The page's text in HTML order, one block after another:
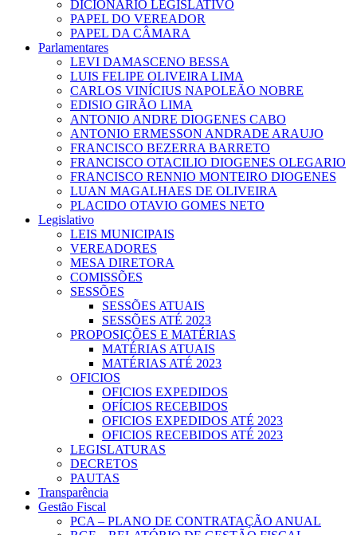
DICIONÁRIO LEGISLATIVO
PAPEL DO VEREADOR
PAPEL DA CÂMARA
Parlamentares
LEVI DAMASCENO BESSA
LUIS FELIPE OLIVEIRA LIMA
CARLOS VINÍCIUS NAPOLEÃO NOBRE
EDISIO GIRÃO LIMA
ANTONIO ANDRE DIOGENES CABO
ANTONIO ERMESSON ANDRADE ARAUJO
FRANCISCO BEZERRA BARRETO
FRANCISCO OTACILIO DIOGENES OLEGARIO
FRANCISCO RENNIO MONTEIRO DIOGENES
LUAN MAGALHAES DE OLIVEIRA
PLACIDO OTAVIO GOMES NETO
Legislativo
LEIS MUNICIPAIS
VEREADORES
MESA DIRETORA
COMISSÕES
SESSÕES
SESSÕES ATUAIS
SESSÕES ATÉ 2023
PROPOSIÇÕES E MATÉRIAS
MATÉRIAS ATUAIS
MATÉRIAS ATÉ 2023
OFICIOS
OFICIOS EXPEDIDOS
OFÍCIOS RECEBIDOS
OFICIOS EXPEDIDOS ATÉ 2023
OFICIOS RECEBIDOS ATÉ 2023
LEGISLATURAS
DECRETOS
PAUTAS
Transparência
Gestão Fiscal
PCA – PLANO DE CONTRATAÇÃO ANUAL